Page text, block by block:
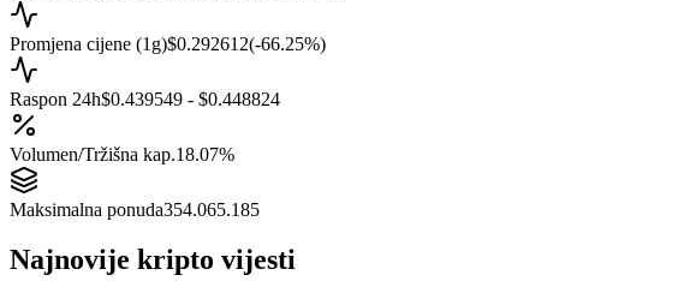
Promjena cijene (1g)$0.292612(-66.25%)
Raspon 24h$0.439549 - $0.448824
Volumen/Tržišna kap.18.07%
Maksimalna ponuda354.065.185
Najnovije kripto vijesti